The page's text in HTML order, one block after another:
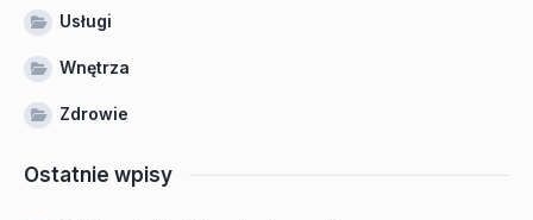
Usługi
Wnętrza
Zdrowie
Ostatnie wpisy